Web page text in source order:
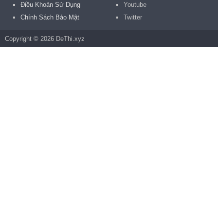
Điều Khoản Sử Dụng
Chính Sách Bảo Mật
Youtube
Twitter
Copyright © 2026 DeThi.xyz